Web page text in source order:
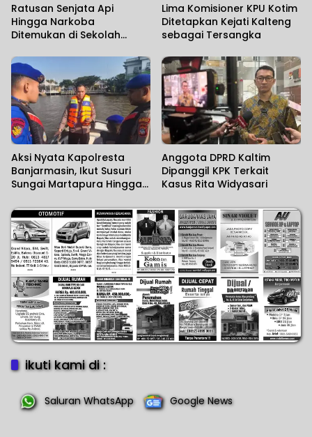
Ratusan Senjata Api
Hingga Narkoba
Ditemukan di Sekolah
Lima Komisioner KPU Kotim
Ditetapkan Kejati Kalteng
sebagai Tersangka
Aksi Nyata Kapolresta
Banjarmasin, Ikut Susuri
Sungai Martapura Hingga
Ditemukan
Anggota DPRD Kaltim
Dipanggil KPK Terkait
Kasus Rita Widyasari
ikuti kami di :
Saluran WhatsApp Google News